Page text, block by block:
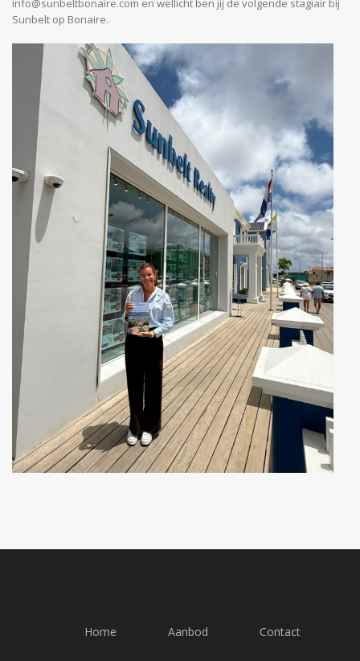
info@sunbeltbonaire.com en wellicht ben jij de volgende stagiair bij
Sunbelt op Bonaire.
Home Aanbod Contact